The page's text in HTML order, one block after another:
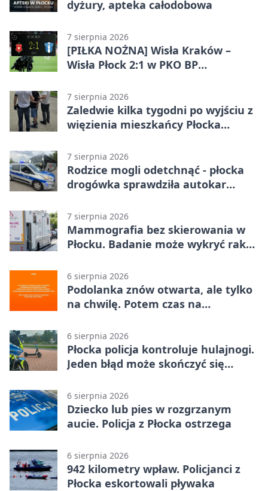
dyżury, apteka całodobowa
7 sierpnia 2026
[PIŁKA NOŻNA] Wisła Kraków –
Wisła Płock 2:1 w PKO BP
rozstrzygnęli mecz przed przerwą
7 sierpnia 2026
Zaledwie kilka tygodni po wyjściu z
więzienia mieszkańcy Płocka
7 sierpnia 2026
Rodzice mogli odetchnąć - płocka
drogówka sprawdziła autokar
7 sierpnia 2026
Mammografia bez skierowania w
Płocku. Badanie może wykryć raka,
6 sierpnia 2026
Podolanka znów otwarta, ale tylko
na chwilę. Potem czas na
6 sierpnia 2026
Płocka policja kontroluje hulajnogi.
Jeden błąd może skończyć się
6 sierpnia 2026
Dziecko lub pies w rozgrzanym
aucie. Policja z Płocka ostrzega
6 sierpnia 2026
942 kilometry wpław. Policjanci z
Płocka eskortowali pływaka